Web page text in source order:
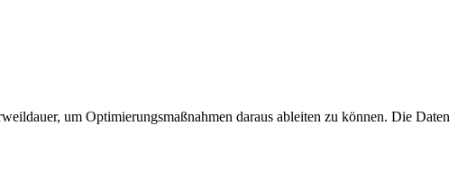
um Optimierungsmaßnahmen daraus ableiten zu können. Die Daten